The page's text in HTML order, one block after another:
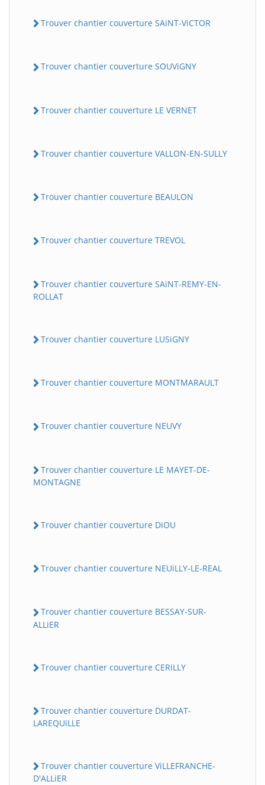
Trouver chantier couverture SAiNT-ViCTOR
Trouver chantier couverture SOUViGNY
Trouver chantier couverture LE VERNET
Trouver chantier couverture VALLON-EN-SULLY
Trouver chantier couverture BEAULON
Trouver chantier couverture TREVOL
Trouver chantier couverture SAiNT-REMY-EN-
ROLLAT
Trouver chantier couverture LUSiGNY
Trouver chantier couverture MONTMARAULT
Trouver chantier couverture NEUVY
Trouver chantier couverture LE MAYET-DE-
MONTAGNE
Trouver chantier couverture DiOU
Trouver chantier couverture NEUiLLY-LE-REAL
Trouver chantier couverture BESSAY-SUR-
ALLiER
Trouver chantier couverture CERiLLY
Trouver chantier couverture DURDAT-
LAREQUiLLE
Trouver chantier couverture ViLLEFRANCHE-
D'ALLiER